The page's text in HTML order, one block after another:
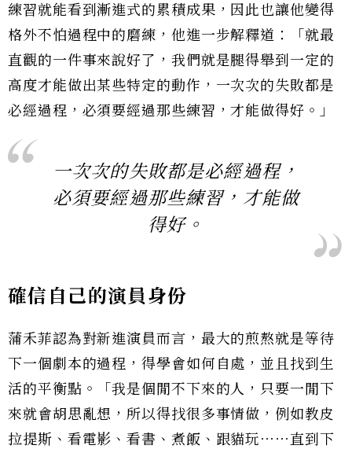
練習就能看到漸進式的累積成果，因此也讓他變得
格外不怕過程中的磨練，他進一步解釋道：「就最
直觀的一件事來說好了，我們就是腿得舉到一定的
高度才能做出某些特定的動作，一次次的失敗都是
必經過程，必須要經過那些練習，才能做得好。」
一次次的失敗都是必經過程，
必須要經過那些練習，才能做
得好。
確信自己的演員身份
蒲禾菲認為對新進演員而言，最大的煎熬就是等待
下一個劇本的過程，得學會如何自處，並且找到生
活的平衡點。「我是個閒不下來的人，只要一閒下
來就會胡思亂想，所以得找很多事情做，例如教皮
拉提斯、看電影、看書、煮飯、跟貓玩⋯⋯直到下